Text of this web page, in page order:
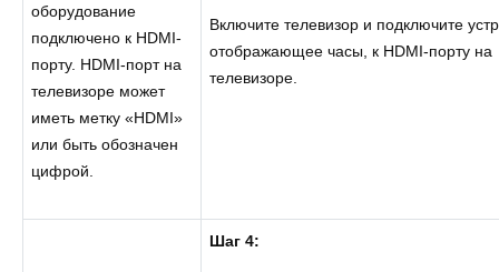
оборудование
подключено к HDMI-
порту. HDMI-порт на
телевизоре может
иметь метку «HDMI»
или быть обозначен
цифрой.
Включите телевизор и подключите
отображающее часы, к HDMI-порту на
телевизоре.
Шаг 4: